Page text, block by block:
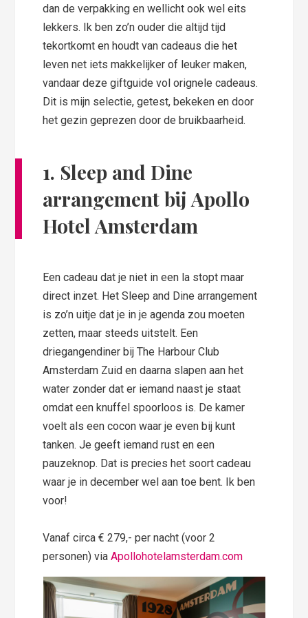
dan de verpakking en wellicht ook wel eits
lekkers. Ik ben zo’n ouder die altijd tijd
tekortkomt en houdt van cadeaus die het
leven net iets makkelijker of leuker maken,
vandaar deze giftguide vol orignele cadeaus.
Dit is mijn selectie, getest, bekeken en door
het gezin geprezen door de bruikbaarheid.
1. Sleep and Dine
arrangement bij Apollo
Hotel Amsterdam
Een cadeau dat je niet in een la stopt maar
direct inzet. Het Sleep and Dine arrangement
is zo’n uitje dat je in je agenda zou moeten
zetten, maar steeds uitstelt. Een
driegangendiner bij The Harbour Club
Amsterdam Zuid en daarna slapen aan het
water zonder dat er iemand naast je staat
omdat een knuffel spoorloos is. De kamer
voelt als een cocon waar je even bij kunt
tanken. Je geeft iemand rust en een
pauzeknop. Dat is precies het soort cadeau
waar je in december wel aan toe bent. Ik ben
voor!
Vanaf circa € 279,- per nacht (voor 2
personen) via Apollohotelamsterdam.com